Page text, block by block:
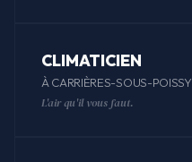
CLIMATICIEN
À CARRIÈRES-SOUS-POISSY
L'air qu'il vous faut.